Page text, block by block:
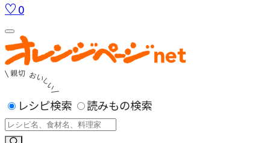
0
レシピ検索 読みもの検索